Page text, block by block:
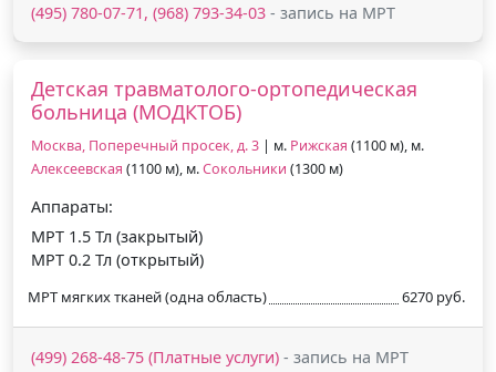
(495) 780-07-71, (968) 793-34-03 - запись на МРТ
Детская травматолого-ортопедическая
больница (МОДКТОБ)
Москва, Поперечный просек, д. 3 | м. Рижская (1100 м), м.
Алексеевская (1100 м), м.Сокольники (1300 м)
Аппараты:
МРТ 1.5 Тл (закрытый)
МРТ 0.2 Тл (открытый)
МРТ мягких тканей (одна область) 6270 руб.
(499) 268-48-75 (Платные услуги) - запись на МРТ